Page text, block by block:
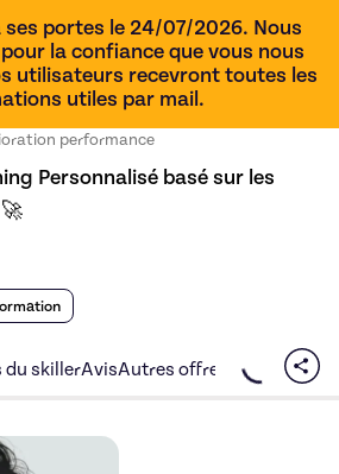
portes le 24/07/2026. Nous
la confiance que vous nous
utilisateurs recevront toutes les
utiles par mail.
performance
Personnalisé basé sur les
du skillerAvisAutres offres du skiller